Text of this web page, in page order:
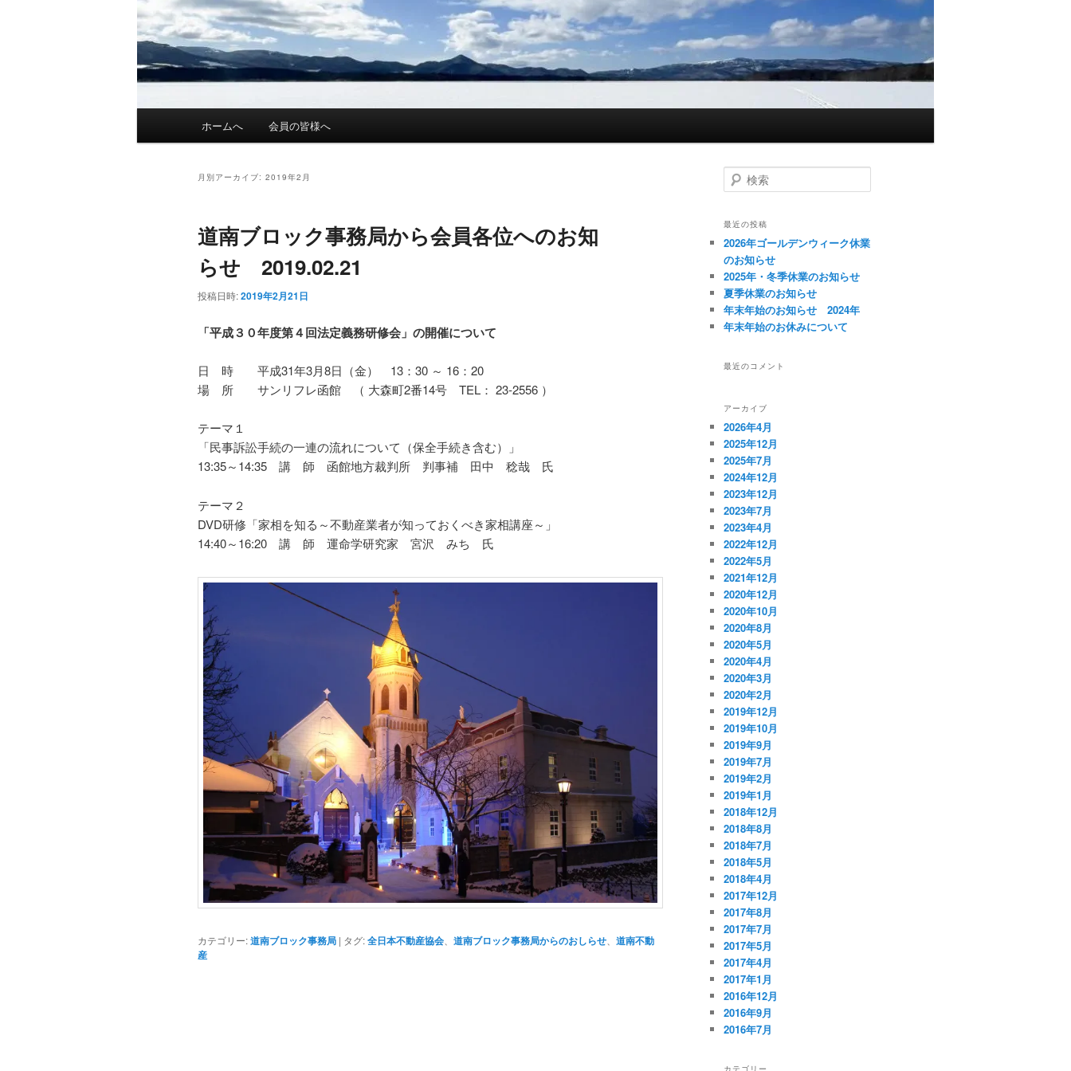
ホームへ 会員の皆様へ
月別アーカイブ: 2019年2月
道南ブロック事務局から会員各位へのお知
らせ 2019.02.21
投稿日時:2019年2月21日
「平成３０年度第４回法定義務研修会」の開催について
日 時 平成31年3月8日（金） 13：30 ～ 16：20
場 所 サンリフレ函館 （ 大森町2番14号 TEL： 23-2556 ）
テーマ１
「民事訴訟手続の一連の流れについて（保全手続き含む）」
13:35～14:35 講 師 函館地方裁判所 判事補 田中 稔哉 氏
テーマ２
DVD研修「家相を知る～不動産業者が知っておくべき家相講座～」
14:40～16:20 講 師 運命学研究家 宮沢 みち 氏
カテゴリー:道南ブロック事務局 | タグ:全日本不動産協会 道南ブロック事務局からのおしらせ
道南不動
産
検
索
最近の投稿
2026年ゴールデンウィーク休業
のお知らせ
2025年・冬季休業のお知らせ
夏季休業のお知らせ
年末年始のお知らせ 2024年
年末年始のお休みについて
最近のコメント
アーカイブ
2026年4月
2025年12月
2025年7月
2024年12月
2023年12月
2023年7月
2023年4月
2022年12月
2022年5月
2021年12月
2020年12月
2020年10月
2020年8月
2020年5月
2020年4月
2020年3月
2020年2月
2019年12月
2019年10月
2019年9月
2019年7月
2019年2月
2019年1月
2018年12月
2018年8月
2018年7月
2018年5月
2018年4月
2017年12月
2017年8月
2017年7月
2017年5月
2017年4月
2017年1月
2016年12月
2016年9月
2016年7月
カテゴリー